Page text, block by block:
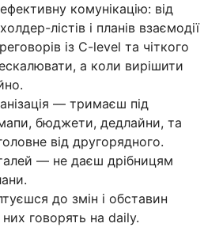
комунікацію: від
лістів і планів взаємодії
із C-level та чіткого
а коли вирішити
— тримаєш під
бюджети, дедлайни, та
від другорядного.
— не даєш дрібницям
до змін і обставин
говорять на daily.